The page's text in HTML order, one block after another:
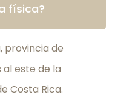
física?
provincia de
este de la
Costa Rica.